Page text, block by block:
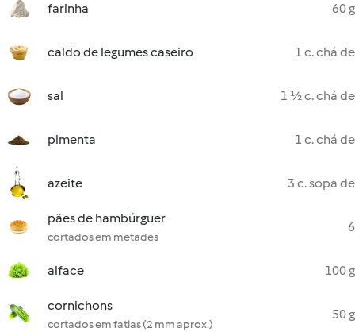
farinha 60 g
caldo de legumes caseiro 1 c. chá de
sal 1 ½ c. chá de
pimenta 1 c. chá de
azeite 3 c. sopa de
pães de hambúrguer
cortados em metades
6
alface 100 g
cornichons
cortados em fatias (2 mm aprox.)
50 g